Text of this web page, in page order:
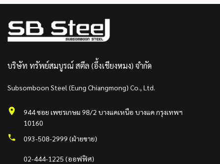
บริษัท ทรัพย์สมบูรณ์ สตีล (อึ้งเชียงหมง) จำกัด
Subsomboon Steel (Eung Chiangmong) Co., Ltd.
944 ซอย เพชรเกษม 98/2 บางแคเหนือ บางแค กรุงเทพฯ
10160
093-508-2999 (ฝ่ายขาย)
02-444-1225 (ออฟฟิศ)